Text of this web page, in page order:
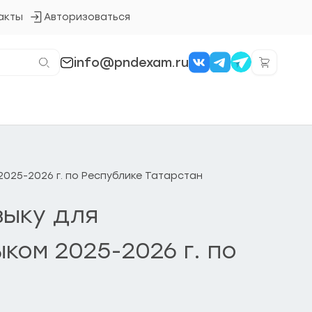
Авторизоваться
Кнопка
info@pndexam.ru
2026 г. по Республике Татарстан
для
2025-2026 г. по